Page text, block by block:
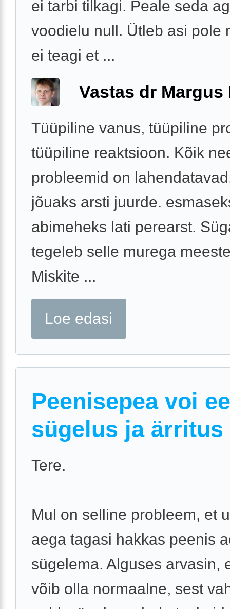
ei tarbi tilkagi. Peale seda
voodielu null. Ütleb asi pole
ei teagi et ...
Vastas dr Margus
Tüüpiline vanus, tüüpiline
tüüpiline reaktsioon. Kõik
probleemid on
jõuaks arsti juurde.
abimeheks lati perearst.
tegeleb selle murega
Miskite ...
Loe edasi
Peenisepea voi
sügelus ja ärritus
Tere.
Mul on selline probleem, et
aega tagasi hakkas peenis
sügelema. Alguses arvasin,
võib olla normaalne, sest